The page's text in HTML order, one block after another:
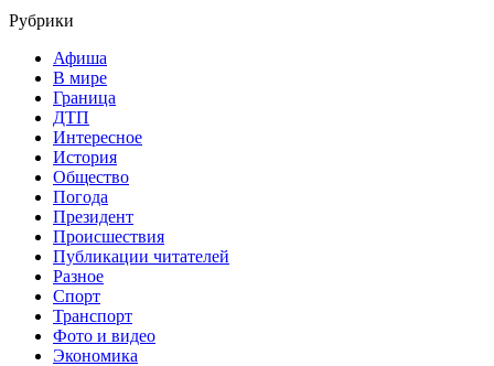
Рубрики
Афиша
В мире
Граница
ДТП
Интересное
История
Общество
Погода
Президент
Происшествия
Публикации читателей
Разное
Спорт
Транспорт
Фото и видео
Экономика